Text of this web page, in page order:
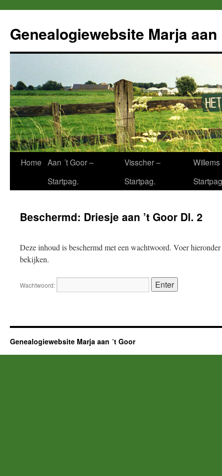
de
inhoud
Genealogiewebsite Marja aan
Home Aan ´t Goor –
Startpag.
Visscher –
Startpag.
Beschermd: Driesje aan ’t Goor Dl. 2
Deze inhoud is beschermd met een wachtwoord. Voer
bekijken.
Wachtwoord:
Genealogiewebsite Marja aan ´t Goor